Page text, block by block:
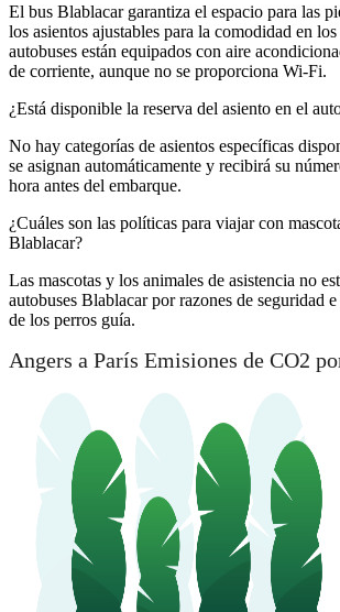
El bus Blablacar garantiza el espacio para las
los asientos ajustables para la comodidad en
autobuses están equipados con aire
de corriente, aunque no se proporciona Wi-Fi.
¿Está disponible la reserva del asiento en el
No hay categorías de asientos específicas
se asignan automáticamente y recibirá su
hora antes del embarque.
¿Cuáles son las políticas para viajar con
Blablacar?
Las mascotas y los animales de asistencia no
autobuses Blablacar por razones de seguridad
de los perros guía.
Angers a París Emisiones de CO2